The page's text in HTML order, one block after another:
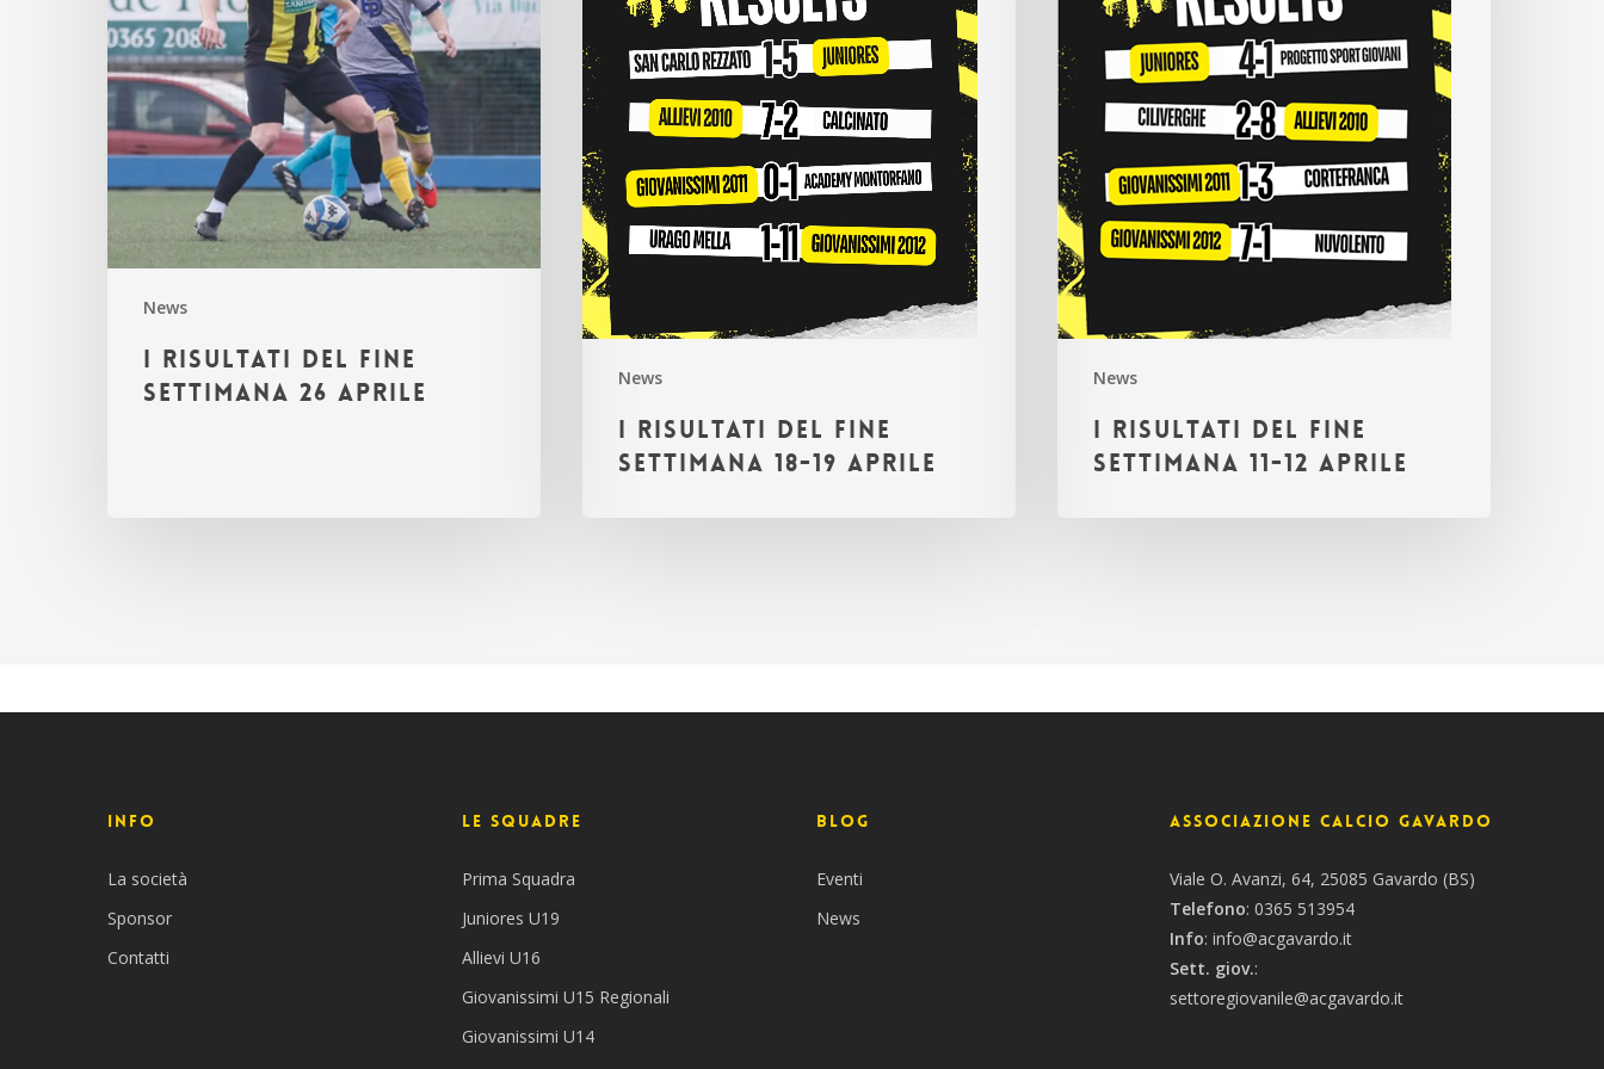
News
26
aprile
I risultati del fine
settimana 26 aprile
News
19
aprile
I risultati del fine
settimana 18-19 aprile
News
12
aprile
I risultati del fine
settimana 11-12 aprile
INFO
La società
Sponsor
Contatti
Le Squadre
Prima Squadra
Juniores U19
Allievi U16
Giovanissimi U15 Regionali
Giovanissimi U14
BLOG
Eventi
News
Associazione Calcio Gavardo
Viale O. Avanzi, 64, 25085 Gavardo (BS)
Telefono:0365 513954
Info:info@acgavardo.it
Sett. giov.:
settoregiovanile@acgavardo.it